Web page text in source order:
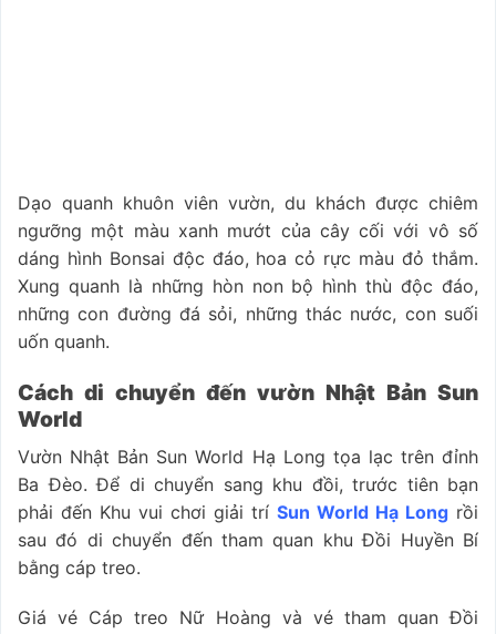
Dạo quanh khuôn viên vườn, du khách được chiêm
ngưỡng một màu xanh mướt của cây cối với vô số
dáng hình Bonsai độc đáo, hoa cỏ rực màu đỏ thắm.
Xung quanh là những hòn non bộ hình thù độc đáo,
những con đường đá sỏi, những thác nước, con suối
uốn quanh.
Cách di chuyển đến vườn Nhật Bản Sun
World
Vườn Nhật Bản Sun World Hạ Long tọa lạc trên đỉnh
Ba Đèo. Để di chuyển sang khu đồi, trước tiên bạn
phải đến Khu vui chơi giải trí Sun World Hạ Long rồi
sau đó di chuyển đến tham quan khu Đồi Huyền Bí
bằng cáp treo.
Giá vé Cáp treo Nữ Hoàng và vé tham quan Đồi